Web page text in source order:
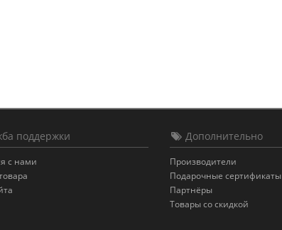
поддержки
с нами
Дополнительно
Производители
Подарочные сертификаты
Партнёры
Товары со скидкой